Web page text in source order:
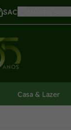
SAC
Casa & Lazer